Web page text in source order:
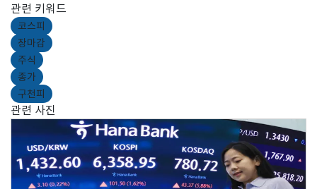
관련 키워드
코스피
장마감
주식
종가
구천피
관련 사진